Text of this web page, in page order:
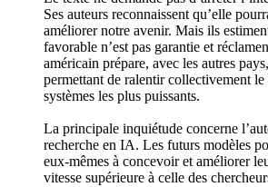
Ses auteurs reconnaissent qu’elle
améliorer notre avenir. Mais ils
favorable n’est pas garantie et
américain prépare, avec les autres
permettant de ralentir collectivement le
systèmes les plus puissants.
La principale inquiétude concerne
recherche en IA. Les futurs modèles
eux-mêmes à concevoir et améliorer
vitesse supérieure à celle des